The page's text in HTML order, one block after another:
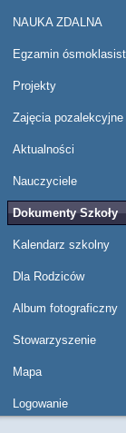
NAUKA ZDALNA
Egzamin
Projekty
Zajęcia pozalekcyjne
Aktualności
Nauczyciele
Dokumenty Szkoły
Kalendarz szkolny
Dla Rodziców
Album fotograficzny
Stowarzyszenie
Mapa
Logowanie